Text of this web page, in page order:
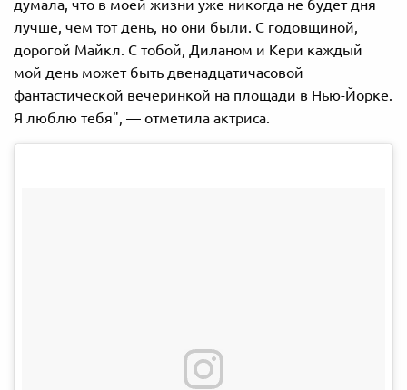
думала, что в моей жизни уже никогда не будет дня
лучше, чем тот день, но они были. С годовщиной,
дорогой Майкл. С тобой, Диланом и Кери каждый
мой день может быть двенадцатичасовой
фантастической вечеринкой на площади в Нью-Йорке.
Я люблю тебя", — отметила актриса.